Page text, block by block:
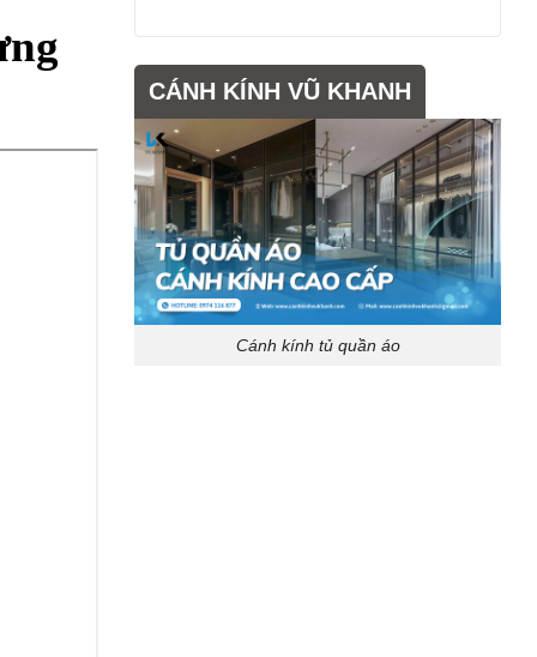
CÁNH KÍNH VŨ KHANH
Cánh kính tủ quần áo